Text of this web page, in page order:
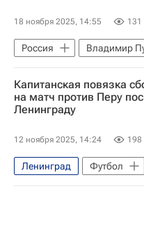
Балтийский завод
18 ноября 2025, 14:55 131
Россия
Владимир
Балтийский завод
Капитанская повязка
на матч против Перу
Ленинграду
12 ноября 2025, 14:24 198
Ленинград
Футбол
Сборная России по